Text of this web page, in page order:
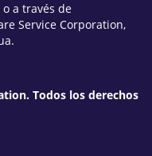
a través de
Service Corporation,
Todos los derechos